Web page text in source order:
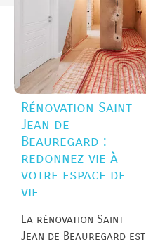
Rénovation Saint
Jean de
Beauregard :
redonnez vie à
votre espace de
vie
La rénovation Saint
Jean de Beauregard est